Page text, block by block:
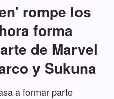
rompe los
forma
de Marvel
y Sukuna
a formar parte